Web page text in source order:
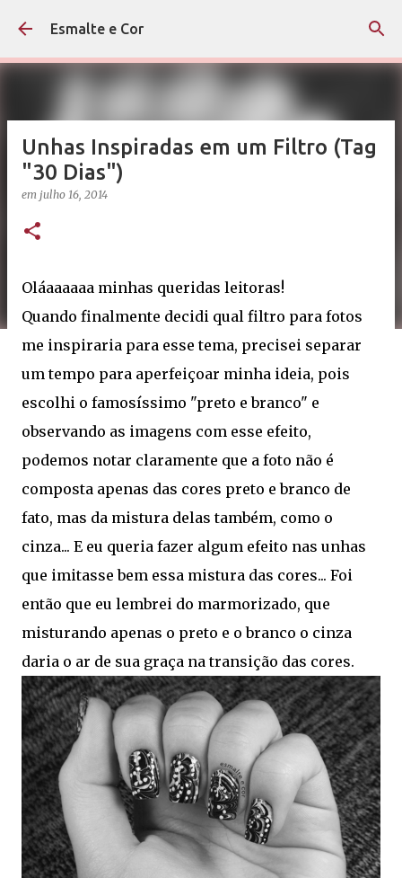
Pular para o conteúdo principal
Esmalte e Cor
Unhas Inspiradas em um Filtro (Tag
"30 Dias")
em julho 16, 2014
Oláaaaaaa minhas queridas leitoras!
Quando finalmente decidi qual filtro para fotos
me inspiraria para esse tema, precisei separar
um tempo para aperfeiçoar minha ideia, pois
escolhi o famosíssimo "preto e branco" e
observando as imagens com esse efeito,
podemos notar claramente que a foto não é
composta apenas das cores preto e branco de
fato, mas da mistura delas também, como o
cinza... E eu queria fazer algum efeito nas unhas
que imitasse bem essa mistura das cores... Foi
então que eu lembrei do marmorizado, que
misturando apenas o preto e o branco o cinza
daria o ar de sua graça na transição das cores.